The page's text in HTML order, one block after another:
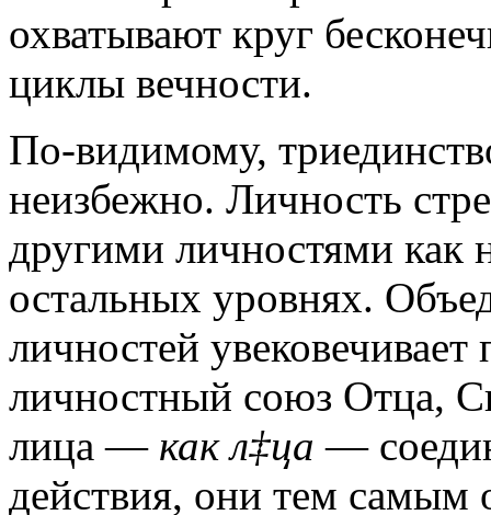
охватывают круг
циклы вечности.
По-видимому,
неизбежно. Личность
другими личностями как
остальных уровнях.
личностей
личностный союз Отца,
лица — как л‡ца—
действия, они тем самым